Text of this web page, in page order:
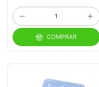
COMPRAR